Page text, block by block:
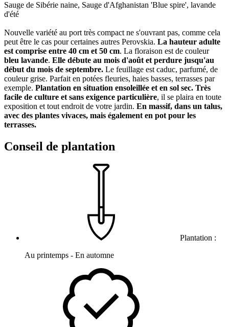
Sauge de Sibérie naine, Sauge d'Afghanistan 'Blue spire', lavande
d'été
Nouvelle variété au port très compact ne s'ouvrant pas, comme cela
peut être le cas pour certaines autres Perovskia. La hauteur adulte
est comprise entre 40 cm et 50 cm. La floraison est de couleur
bleu lavande. Elle débute au mois d'août et perdure jusqu'au
début du mois de septembre. Le feuillage est caduc, parfumé, de
couleur grise. Parfait en potées fleuries, haies basses, terrasses par
exemple. Plantation en situation ensoleillée et en sol sec. Très
facile de culture et sans exigence particulière, il se plaira en toute
exposition et tout endroit de votre jardin. En massif, dans un talus,
avec des plantes vivaces, mais également en pot pour les
terrasses.
Conseil de plantation
Plantation :
Au printemps - En automne